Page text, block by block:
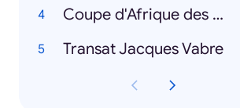
Coupe d'Afrique des nations
Transat Jacques Vabre